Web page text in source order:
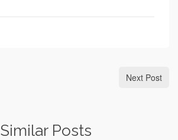
Next Post
Similar Posts